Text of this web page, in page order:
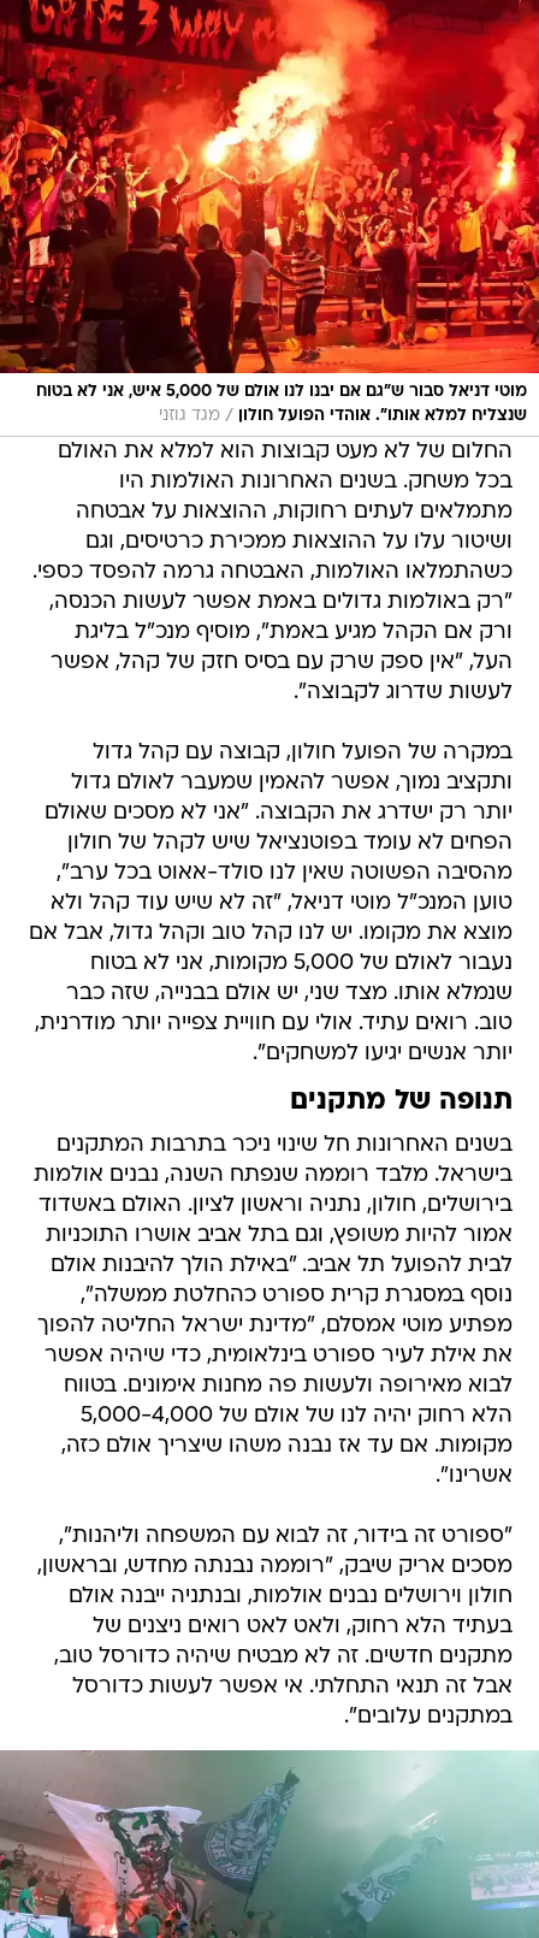
מוטי דניאל סבור ש"גם אם יבנו לנו אולם של 5,000 איש, אני לא בטוח
שנצליח למלא אותו". אוהדי הפועל חולון
/ מגד גוזני
החלום של לא מעט קבוצות הוא למלא את האולם
בכל משחק. בשנים האחרונות האולמות היו
מתמלאים לעתים רחוקות, ההוצאות על אבטחה
ושיטור עלו על ההוצאות ממכירת כרטיסים, וגם
כשהתמלאו האולמות, האבטחה גרמה להפסד כספי.
"רק באולמות גדולים באמת אפשר לעשות הכנסה,
ורק אם הקהל מגיע באמת", מוסיף מנכ"ל בליגת
העל, "אין ספק שרק עם בסיס חזק של קהל, אפשר
לעשות שדרוג לקבוצה".
במקרה של הפועל חולון, קבוצה עם קהל גדול
ותקציב נמוך, אפשר להאמין שמעבר לאולם גדול
יותר רק ישדרג את הקבוצה. "אני לא מסכים שאולם
הפחים לא עומד בפוטנציאל שיש לקהל של חולון
מהסיבה הפשוטה שאין לנו סולד-אאוט בכל ערב",
טוען המנכ"ל מוטי דניאל, "זה לא שיש עוד קהל ולא
מוצא את מקומו. יש לנו קהל טוב וקהל גדול, אבל אם
נעבור לאולם של 5,000 מקומות, אני לא בטוח
שנמלא אותו. מצד שני, יש אולם בבנייה, שזה כבר
טוב. רואים עתיד. אולי עם חוויית צפייה יותר מודרנית,
יותר אנשים יגיעו למשחקים".
תנופה של מתקנים
בשנים האחרונות חל שינוי ניכר בתרבות המתקנים
בישראל. מלבד רוממה שנפתח השנה, נבנים אולמות
בירושלים, חולון, נתניה וראשון לציון. האולם באשדוד
אמור להיות משופץ, וגם בתל אביב אושרו התוכניות
לבית להפועל תל אביב. "באילת הולך להיבנות אולם
נוסף במסגרת קרית ספורט כהחלטת ממשלה",
מפתיע מוטי אמסלם, "מדינת ישראל החליטה להפוך
את אילת לעיר ספורט בינלאומית, כדי שיהיה אפשר
לבוא מאירופה ולעשות פה מחנות אימונים. בטווח
הלא רחוק יהיה לנו של אולם של 5,000-4,000
מקומות. אם עד אז נבנה משהו שיצריך אולם כזה,
אשרינו".
"ספורט זה בידור, זה לבוא עם המשפחה וליהנות",
מסכים אריק שיבק, "רוממה נבנתה מחדש, ובראשון,
חולון וירושלים נבנים אולמות, ובנתניה ייבנה אולם
בעתיד הלא רחוק, ולאט לאט רואים ניצנים של
מתקנים חדשים. זה לא מבטיח שיהיה כדורסל טוב,
אבל זה תנאי התחלתי. אי אפשר לעשות כדורסל
במתקנים עלובים".